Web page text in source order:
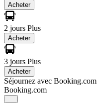
Acheter
2 jours Plus
Acheter
3 jours Plus
Acheter
Séjournez avec Booking.com
Booking.com